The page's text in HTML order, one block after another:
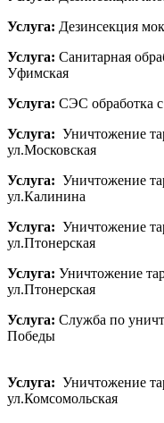
Услуга: Дезинсекция
Услуга: Санитарная
Уфимская
Услуга: СЭС обработка с
Услуга: Уничтожение
ул.Московская
Услуга: Уничтожение
ул.Калинина
Услуга: Уничтожение
ул.Птонерская
Услуга: Уничтожение
ул.Птонерская
Услуга: Служба по
Победы
Услуга: Уничтожение
ул.Комсомольская